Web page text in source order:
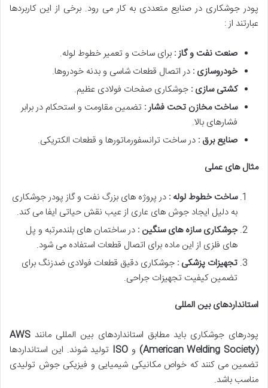
پودر جوشکاری در صنایع متعددی به کار می رود. برخی از این کاربردها
عبارتند از :
صنعت نفت و گاز : برای ساخت و تعمیر خطوط لوله.
خودروسازی : در اتصال قطعات شاسی و بدنه خودروها.
کشتی سازی : جوشکاری صفحات فولادی عظیم.
ساخت مخازن تحت فشار : تضمین مقاومت و استحکام در برابر
فشارهای بالا.
صنایع برق : در ساخت ترانسفورماتورها و قطعات الکتریکی.
مثال های عملی
ساخت خطوط لوله : در پروژه های بزرگ نفت و گاز پودر جوشکاری
به دلیل ایجاد جوش های عاری از عیب نقش حیاتی ایفا می کند.
جوشکاری سازه های سنگین : در ساختمان های بلندمرتبه و پل
های فلزی از این ماده برای اتصال قطعات استفاده می شود.
تجهیزات پزشکی : جوشکاری دقیق قطعات فولادی ضدزنگ برای
تضمین کیفیت تجهیزات جراحی.
استانداردهای بین المللی
پودرهای جوشکاری باید مطابق استانداردهای بین المللی مانند AWS
(American Welding Society) و ISO تولید شوند. این استانداردها
تضمین می کنند که خواص مکانیکی شیمیایی و فیزیکی جوش تولیدی
مناسب باشد.